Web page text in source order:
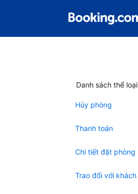
Danh sách thể loại
Hủy phòng
Thanh toán
Chi tiết đặt phòng
Trao đổi với khách